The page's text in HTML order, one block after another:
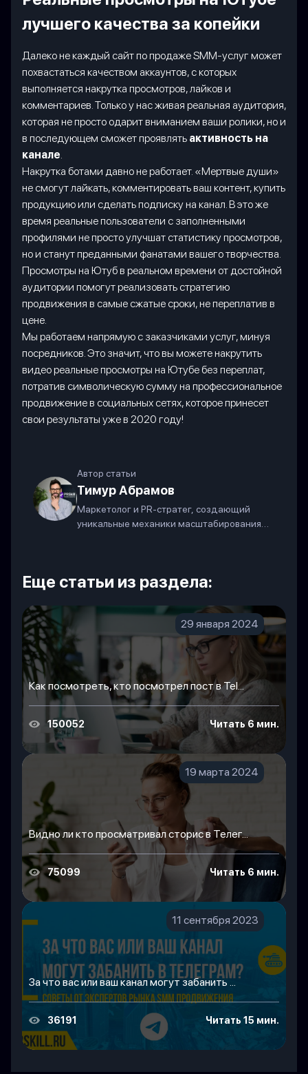
лучшего качества за копейки
Далеко не каждый сайт по продаже SMM-услуг может
похвастаться качеством аккаунтов, с которых
выполняется накрутка просмотров, лайков и
комментариев. Только у нас живая реальная аудитория,
которая не просто одарит вниманием ваши ролики, но и
в последующем сможет проявлять активность на
канале
Накрутка ботами давно не работает. «Мертвые души»
не смогут лайкать, комментировать ваш контент, купить
продукцию или сделать подписку на канал. В это же
время реальные пользователи с заполненными
профилями не просто улучшат статистику просмотров,
но и станут преданными фанатами вашего творчества.
Просмотры на Ютуб в реальном времени от достойной
аудитории помогут реализовать стратегию
продвижения в самые сжатые сроки, не переплатив в
цене.
Мы работаем напрямую с заказчиками услуг, минуя
посредников. Это значит, что вы можете накрутить
видео реальные просмотры на Ютубе без переплат,
потратив символическую сумму на профессиональное
продвижение в социальных сетях, которое принесет
свои результаты уже в 2020 году!
Автор статьи
Тимур Абрамов
Маркетолог и PR-стратег, создающий
уникальные механики масштабирования
Еще статьи из раздела:
29 января 2024
Как посмотреть, кто посмотрел пост в Tel...
150052 Читать 6 мин.
19 марта 2024
Видно ли кто просматривал сторис в Телег...
75099 Читать 6 мин.
11 сентября 2023
За что вас или ваш канал могут забанить ...
36191 Читать 15 мин.